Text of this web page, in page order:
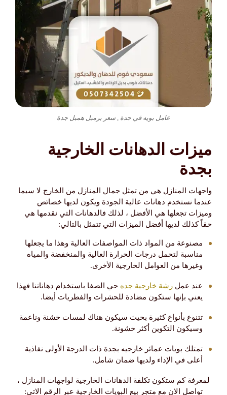
عامل بويه في جدة , سعر برميل همبل جدة
ميزات الدهانات الخارجية
بجدة
واجهات المنازل هي من تمثل جمال المنازل من الخارج لا سيما
عندما نستخدم دهانات عالية الجودة ويكون لديها خصائص
وميزات تجعلها هي الأفضل ، لذلك فالدهانات التي نقدمها هي
حقاً كذلك لديها أفضل الميزات التي تتمثل بالتالي:
مصنوعة من المواد ذات المواصفات العالية وهذا ما يجعلها
مناسبة لتحمل درجات الحرارة العالية والمنخفضة والمياه
وغيرها من العوامل الخارجية الأخرى.
عند عمل رشة خارجية جده حي الصفا باستخدام دهاناتنا فهذا
يعني بإنها ستكون مضادة للحشرات والفطريات أيضا.
تتنوع بأنواع كثيرة بحيث سيكون هناك لمسات خشنة وناعمة
وسيكون التكوين أكثر خشونة.
تمتلك بويات عمائر خارجيه بجدة ذات الدرجة الأولى نفاذية
أعلى في الإداء ولديها ضمان شامل.
لمعرفة كم ستكون تكلفة الدهانات الخارجية لواجهات المنازل ،
تواصل الان مع متجر بيع البويات الخارجية عبر الرقم الاتي: